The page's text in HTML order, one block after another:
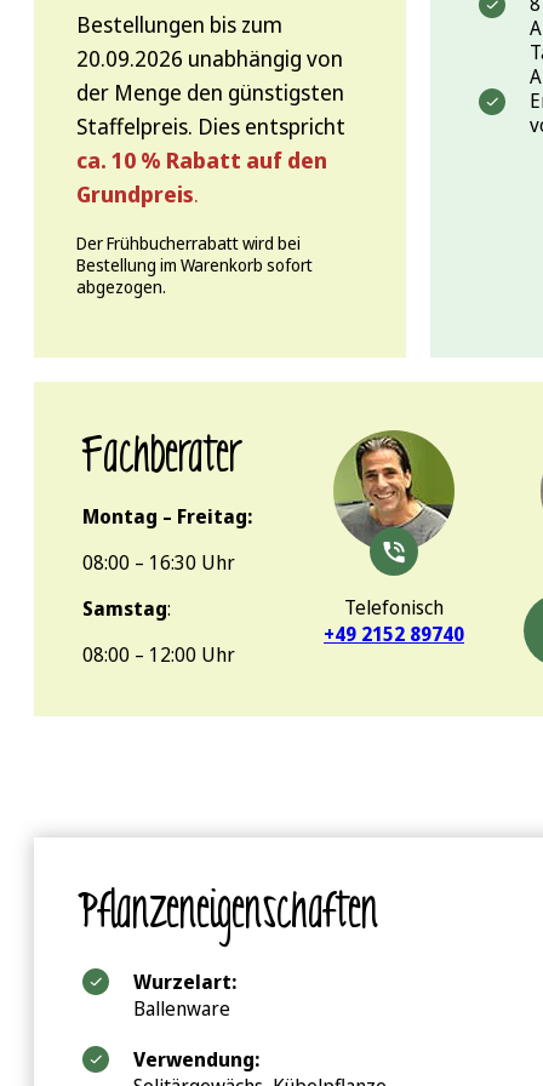
Bestellungen bis zum
20.09.2026 unabhängig von
der Menge den günstigsten
Staffelpreis. Dies entspricht
ca. 10 % Rabatt auf den
Grundpreis.
Der Frühbucherrabatt wird bei
Bestellung im Warenkorb sofort
abgezogen.
Fachberater
Montag – Freitag:
08:00 – 16:30 Uhr
Samstag:
08:00 – 12:00 Uhr
Telefonisch
+49 2152 89740
Pflanzeneigenschaften
Wurzelart:
Ballenware
Verwendung: